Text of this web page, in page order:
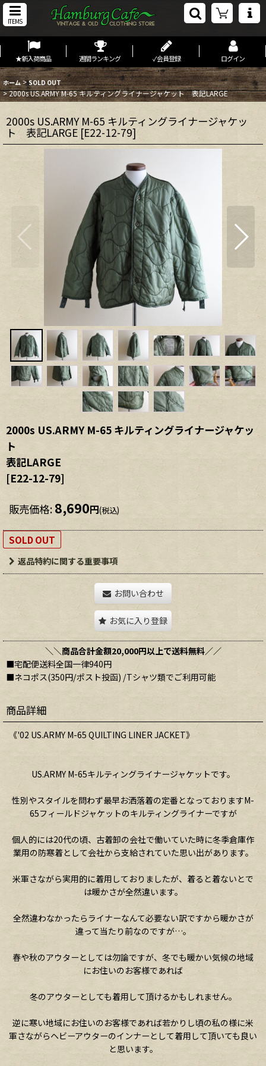
ITEMS
★新入荷商品 週間ランキング ✓会員登録 ログイン
ホーム > SOLD OUT
>2000s US.ARMY M-65 キルティングライナージャケット 表記LARGE
2000s US.ARMY M-65 キルティングライナージャケッ
ト 表記LARGE [E22-12-79]
2000s US.ARMY M-65 キルティングライナージャケッ
ト
表記LARGE
[E22-12-79]
販売価格: 8,690円(税込)
SOLD OUT
返品特約に関する重要事項
お問い合わせ
お気に入り登録
＼＼商品合計金額20,000円以上で送料無料／／
■宅配便送料全国一律940円
■ネコポス(350円/ポスト投函) /Tシャツ類でご利用可能
商品詳細
《'02 US.ARMY M-65 QUILTING LINER JACKET》
US.ARMY M-65キルティングライナージャケットです。
性別やスタイルを問わず最早お洒落着の定番となっておりますM-
65フィールドジャケットのキルティングライナーですが
個人的には20代の頃、古着卸の会社で働いていた時に冬季倉庫作
業用の防寒着として会社から支給されていた思い出があります。
米軍さながら実用的に着用しておりましたが、着ると着ないとで
は暖かさが全然違います。
全然違わなかったらライナーなんて必要ない訳ですから暖かさが
違って当たり前なのですが…。
春や秋のアウターとしては勿論ですが、冬でも暖かい気候の地域
にお住いのお客様であれば
冬のアウターとしても着用して頂けるかもしれません。
逆に寒い地域にお住いのお客様であれば若かりし頃の私の様に米
軍さながらヘビーアウターのインナーとして着用して頂いても良い
と思います。